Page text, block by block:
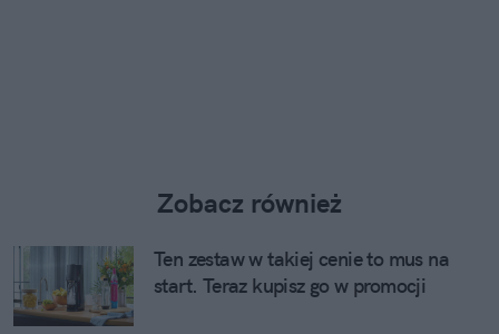
Zobacz również
Ten zestaw w takiej cenie to mus na
start. Teraz kupisz go w promocji